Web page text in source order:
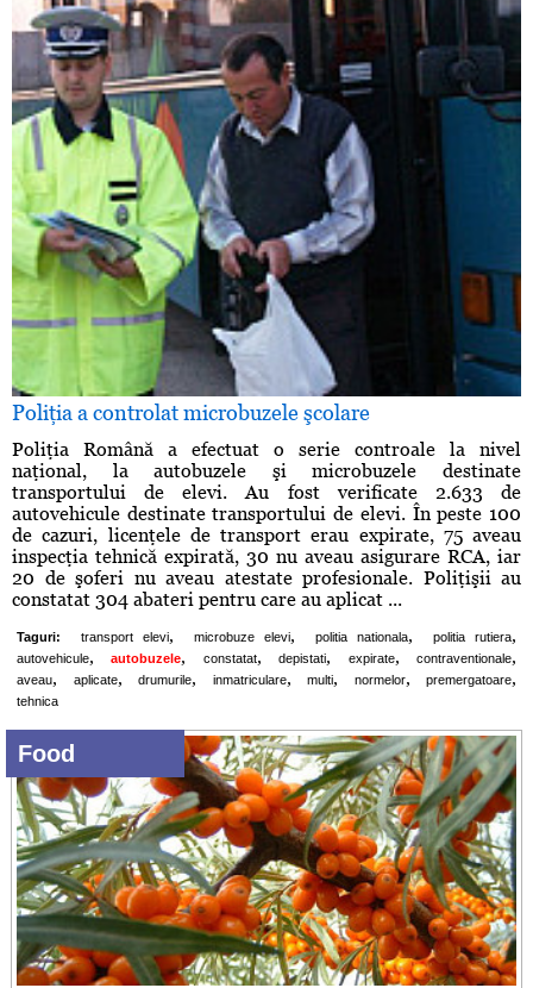
Poliţia a controlat microbuzele şcolare
Poliţia Română a efectuat o serie controale la nivel
naţional, la autobuzele şi microbuzele destinate
transportului de elevi. Au fost verificate 2.633 de
autovehicule destinate transportului de elevi. În peste 100
de cazuri, licenţele de transport erau expirate, 75 aveau
inspecţia tehnică expirată, 30 nu aveau asigurare RCA, iar
20 de şoferi nu aveau atestate profesionale. Poliţişii au
constatat 304 abateri pentru care au aplicat ...
Taguri: transport elevi, microbuze elevi, politia nationala, politia rutiera,
autovehicule, autobuzele, constatat, depistati, expirate, contraventionale,
aveau, aplicate, drumurile, inmatriculare, multi, normelor, premergatoare,
tehnica
Food